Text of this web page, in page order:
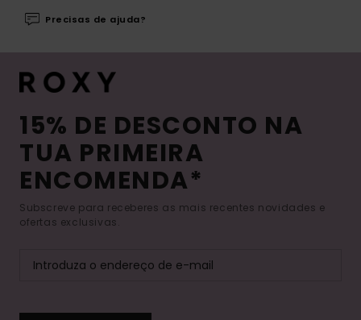
Precisas de ajuda?
15% DE DESCONTO NA
TUA PRIMEIRA
ENCOMENDA*
Subscreve para receberes as mais recentes novidades e
ofertas exclusivas.